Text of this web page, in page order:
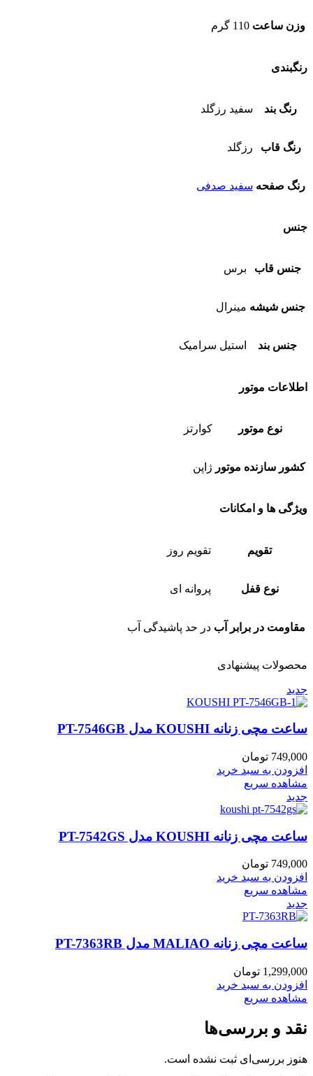
وزن ساعت 110 گرم
رنگبندی
رنگ بند سفید رزگلد
رنگ قاب رزگلد
رنگ صفحه سفید صدفی
جنس
جنس قاب برس
جنس شیشه مینرال
جنس بند استیل سرامیک
اطلاعات موتور
نوع موتور کوارتز
کشور سازنده موتور ژاپن
ویژگی ها و امکانات
تقویم تقویم روز
نوع قفل پروانه ای
مقاومت در برابر آب در حد پاشیدگی آب
محصولات پیشنهادی
جدید
ساعت مچی زنانه KOUSHI مدل PT-7546GB
749,000 تومان
افزودن به سبد خرید
مشاهده سریع
جدید
ساعت مچی زنانه KOUSHI مدل PT-7542GS
749,000 تومان
افزودن به سبد خرید
مشاهده سریع
جدید
ساعت مچی زنانه MALIAO مدل PT-7363RB
1,299,000 تومان
افزودن به سبد خرید
مشاهده سریع
نقد و بررسی‌ها
هنوز بررسی‌ای ثبت نشده است.